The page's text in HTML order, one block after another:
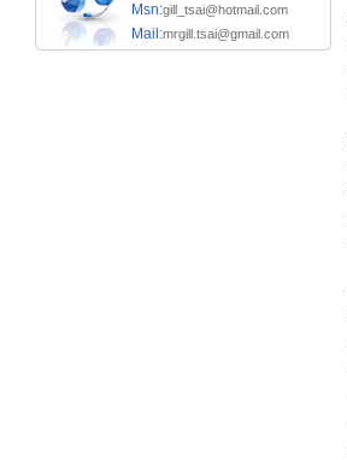
Msn:gill_tsai@hotmail.com
Mail:mrgill.tsai@gmail.com